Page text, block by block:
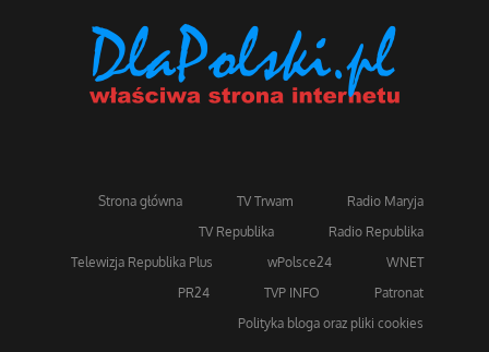
Strona główna TV Trwam
Radio Maryja
TV Republika
Radio Republika
Telewizja Republika Plus
wPolsce24
WNET
PR24
TVP INFO
Patronat
Polityka bloga oraz pliki cookies